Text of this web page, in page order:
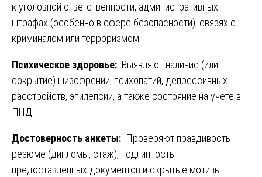
к уголовной ответственности, административных
штрафах (особенно в сфере безопасности), связях с
криминалом или терроризмом.
Психическое здоровье: Выявляют наличие (или
сокрытие) шизофрении, психопатий, депрессивных
расстройств, эпилепсии, а также состояние на учете в
ПНД.
Достоверность анкеты: Проверяют правдивость
резюме (дипломы, стаж), подлинность
предоставленных документов и скрытые мотивы